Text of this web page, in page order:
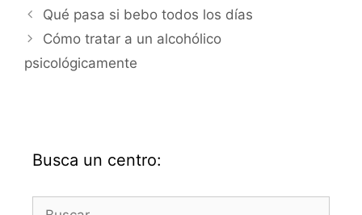
Qué pasa si bebo todos los días
Cómo tratar a un alcohólico
psicológicamente
Busca un centro:
Buscar: